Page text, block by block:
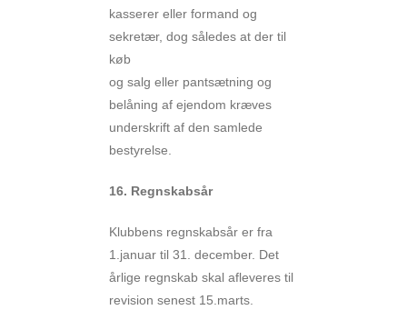
kasserer eller formand og
sekretær, dog således at der til
køb
og salg eller pantsætning og
belåning af ejendom kræves
underskrift af den samlede
bestyrelse.
16. Regnskabsår
Klubbens regnskabsår er fra
1.januar til 31. december. Det
årlige regnskab skal afleveres til
revision senest 15.marts.